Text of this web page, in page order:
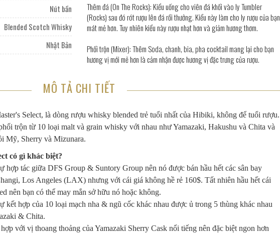
Nút bần
Blended Scotch Whisky
Nhật Bản
Thêm đá (On The Rocks): Kiểu uống cho viên đá khối vào ly Tumbler
(Rocks) sau đó rót rượu lên đá rồi thưởng. Kiểu này làm cho ly rượu của bạn
mát mẻ hơn. Tuy nhiên kiểu này rượu nhạt hơn và giảm hương thơm.
Phối trộn (Mixer): Thêm Soda, chanh, bia, pha cocktail mang lại cho bạn
hương vị mới mẻ hơn là cảm nhận được hương vị đặc trưng của rượu.
MÔ TẢ CHI TIẾT
Select, là dòng rượu whisky blended trẻ tuổi nhất của Hibiki, không để tuổi rượu.
trộn từ 10 loại malt và grain whisky với nhau như Yamazaki, Hakushu và Chita và
Mỹ, Sherry và Mizunara.
có gì khác biệt?
hợp tác giữa DFS Group & Suntory Group nên nó được bán hầu hết các sân bay
Los Angeles (LAX) nhưng với cái giá không hề rẻ 160$. Tất nhiên hầu hết cái
nên bạn có thể may mắn sở hữu nó hoặc không.
kết hợp của 10 loại mạch nha & ngũ cốc khác nhau được ủ trong 5 thùng khác nhau
& Chita.
với vị thoang thoảng của Yamazaki Sherry Cask nổi tiếng nên đặc biệt ngon hơn